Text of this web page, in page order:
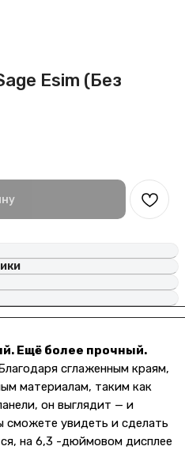
Esim (Без
Ещё более прочный.
сглаженным краям,
материалам, таким как
он выглядит — и
сможете увидеть и сделать
на 6,3 -дюймовом дисплее